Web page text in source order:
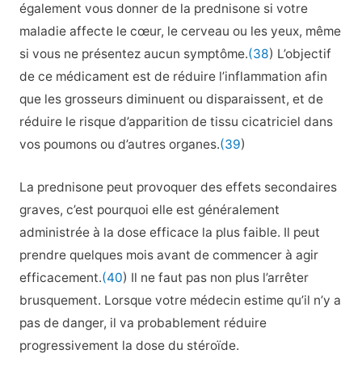
également vous donner de la prednisone si votre
maladie affecte le cœur, le cerveau ou les yeux, même
si vous ne présentez aucun symptôme.(38) L’objectif
de ce médicament est de réduire l’inflammation afin
que les grosseurs diminuent ou disparaissent, et de
réduire le risque d’apparition de tissu cicatriciel dans
vos poumons ou d’autres organes.(39)
La prednisone peut provoquer des effets secondaires
graves, c’est pourquoi elle est généralement
administrée à la dose efficace la plus faible. Il peut
prendre quelques mois avant de commencer à agir
efficacement.(40) Il ne faut pas non plus l’arrêter
brusquement. Lorsque votre médecin estime qu’il n’y a
pas de danger, il va probablement réduire
progressivement la dose du stéroïde.